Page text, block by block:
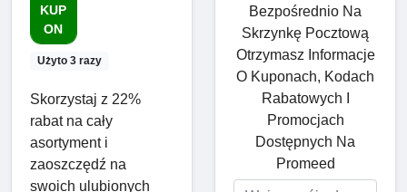
KUP
ON
Użyto 3 razy
Skorzystaj z 22%
rabat na cały
asortyment i
zaoszczędź na
swoich ulubionych
Bezpośrednio Na
Skrzynkę Pocztową
Otrzymasz Informacje
O Kuponach, Kodach
Rabatowych I
Promocjach
Dostępnych Na
Promeed